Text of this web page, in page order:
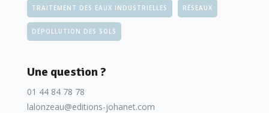
TRAITEMENT DES EAUX INDUSTRIELLES RÉSEAUX
DÉPOLLUTION DES SOLS
Une question ?
01 44 84 78 78
lalonzeau@editions-johanet.com